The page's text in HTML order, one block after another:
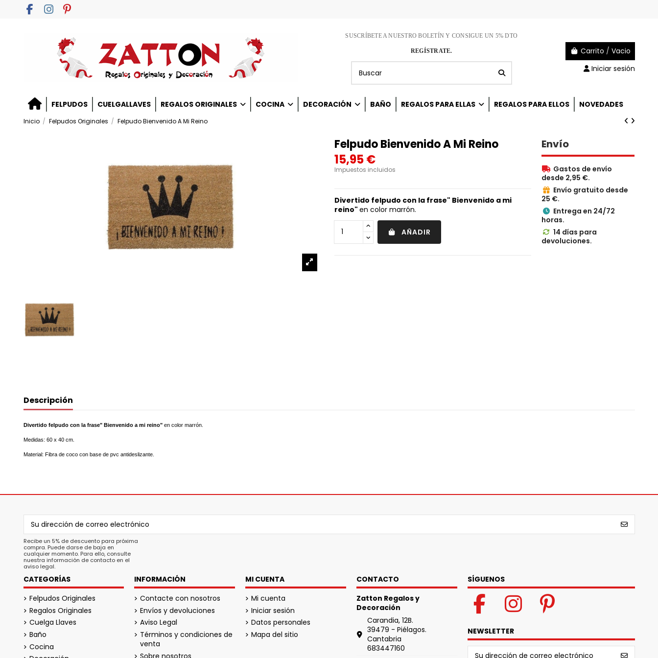
SUSCRÍBETE A NUESTRO BOLETÍN Y CONSIGUE UN 5% DTO
REGÍSTRATE. Carrito / Vacio
Iniciar sesión
FELPUDOS CUELGALLAVES REGALOS ORIGINALES COCINA DECORACIÓN BAÑO REGALOS PARA ELLAS REGALOS PARA ELLOS NOVEDADES
Inicio Felpudos Originales Felpudo Bienvenido A Mi Reino
Felpudo Bienvenido A Mi Reino
15,95 €
Impuestos incluidos
Divertido felpudo con la frase" Bienvenido a mi
reino" en color marrón.
AÑADIR
Envío
 Gastos de envío
desde 2,95 €.
 Envío gratuito desde
25 €.
 Entrega en 24/72
horas.
 14 días para
devoluciones.
Descripción
Divertido felpudo con la frase" Bienvenido a mi reino" en color marrón.
Medidas: 60 x 40 cm.
Material: Fibra de coco con base de pvc antideslizante.
Recibe un 5% de descuento para próxima
compra. Puede darse de baja en
cualquier momento. Para ello, consulte
nuestra información de contacto en el
aviso legal.
CATEGORÍAS
Felpudos Originales
Regalos Originales
Cuelga Llaves
Baño
Cocina
INFORMACIÓN
Contacte con nosotros
Envíos y devoluciones
Aviso Legal
Términos y condiciones de
venta
Sobre nosotros
MI CUENTA
Mi cuenta
Iniciar sesión
Datos personales
Mapa del sitio
CONTACTO
Zatton Regalos y
Decoración
Carandia, 12B.
39479 - Piélagos.
Cantabria
683447160
SÍGUENOS
NEWSLETTER